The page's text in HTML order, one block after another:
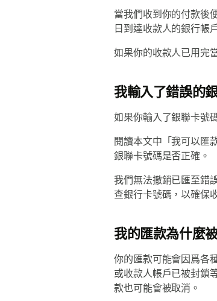
當我們收到你的付款後
日到達收款人的銀行帳
如果你的收款人已用完
我輸入了錯誤的
如果你輸入了銀聯卡號
閱讀本文中「我可以匯
銀聯卡號碼是否正確。
我們無法撤銷已匯至錯
查銀行卡號碼，以確保
我的匯款為什麼
你的匯款可能會因爲各
或收款人帳戶已被封鎖
款也可能會被取消。